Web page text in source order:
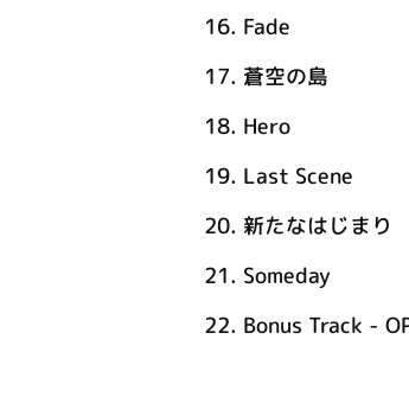
16. Fade
17. 蒼空の島
18. Hero
19. Last Scene
20. 新たなはじまり
21. Someday
22. Bonus Track -